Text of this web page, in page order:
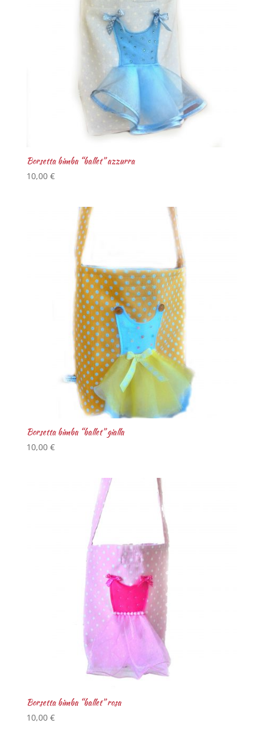
Borsetta bimba “ballet” azzurra
10,00 €
Borsetta bimba “ballet” gialla
10,00 €
Borsetta bimba “ballet” rosa
10,00 €